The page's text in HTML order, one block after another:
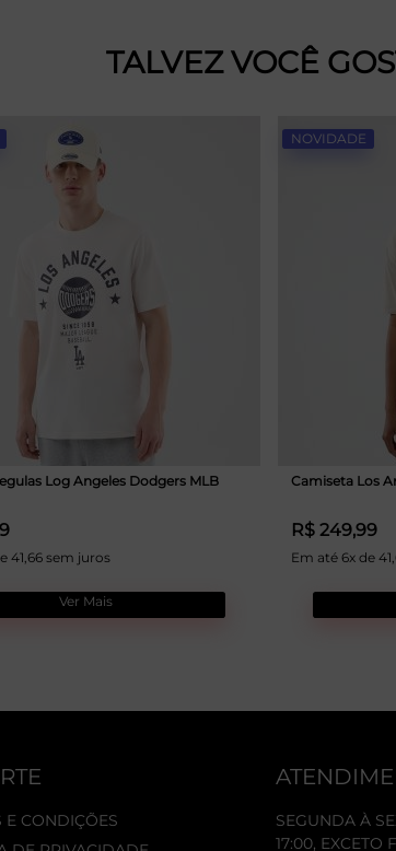
TALVEZ VOCÊ
Log Angeles Dodgers MLB
41,66 sem juros
Ver Mais
NOVIDADE
Camiseta Los
R$ 249,99
Em até 6x de
E CONDIÇÕES
SEGUNDA À
17:00, EXCETO